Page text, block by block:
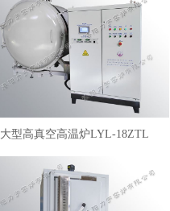
大型高真空高温炉LYL-18ZTL